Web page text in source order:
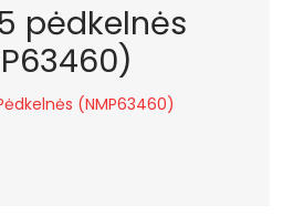
pėdkelnės
(NMP63460)